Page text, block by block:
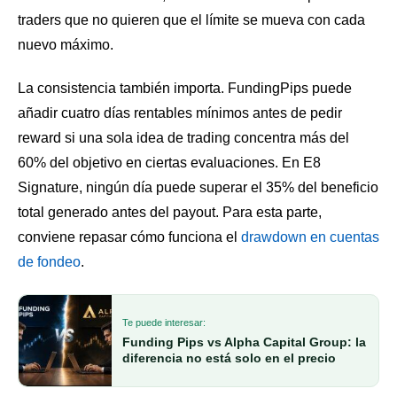
traders que no quieren que el límite se mueva con cada
nuevo máximo.
La consistencia también importa. FundingPips puede
añadir cuatro días rentables mínimos antes de pedir
reward si una sola idea de trading concentra más del
60% del objetivo en ciertas evaluaciones. En E8
Signature, ningún día puede superar el 35% del beneficio
total generado antes del payout. Para esta parte,
conviene repasar cómo funciona el drawdown en cuentas
de fondeo.
Te puede interesar:
Funding Pips vs Alpha Capital Group: la
diferencia no está solo en el precio